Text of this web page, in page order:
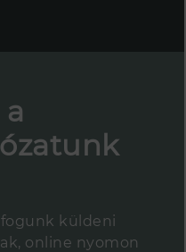
küldeni
online nyomon